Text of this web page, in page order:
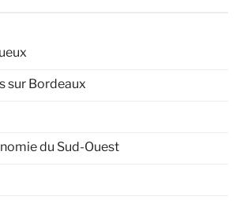
sur Bordeaux
du Sud-Ouest